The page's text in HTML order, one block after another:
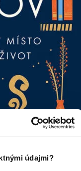
údajmi?